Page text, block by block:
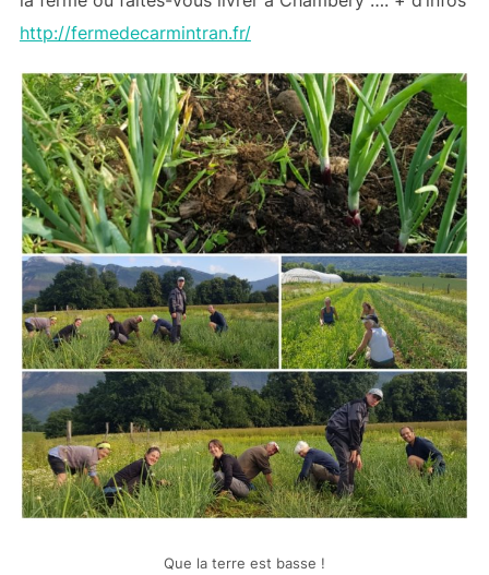
http://fermedecarmintran.fr/
Que la terre est basse !